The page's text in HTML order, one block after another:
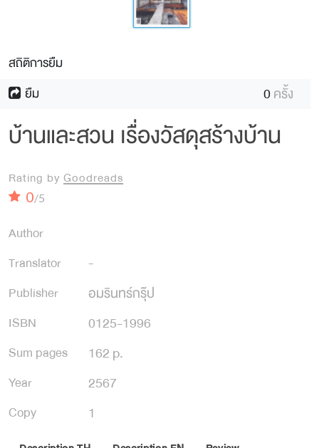
สถิติการยืม
ยืม
0ครั้ง
บ้านและสวน เรื่องวัสดุสร้างบ้าน
Rating by Goodreads
0/5
Author
Translator
-
Publisher
อมรินทร์กรุ๊ป
ISBN 0125-1996
Sum pages 162 p.
Year 2567
Copy 1